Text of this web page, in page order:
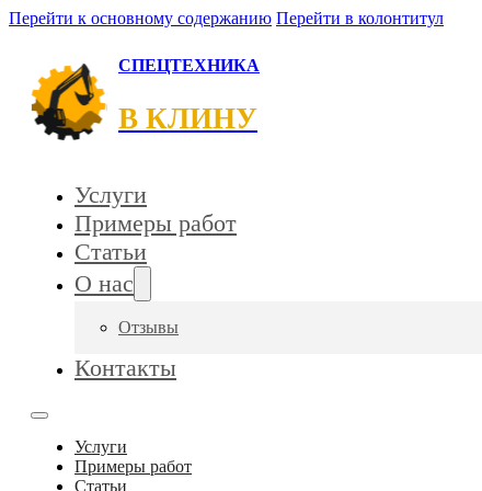
Перейти к основному содержанию Перейти в колонтитул
СПЕЦТЕХНИКА
В КЛИНУ
Услуги
Примеры работ
Статьи
О нас
Отзывы
Контакты
Услуги
Примеры работ
Статьи